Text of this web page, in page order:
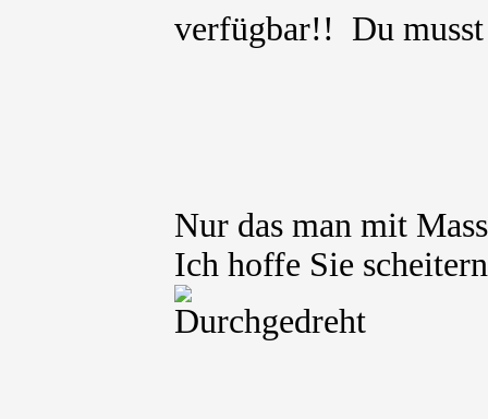
verfügbar!! Du
Nur das man mit
Ich hoffe Sie